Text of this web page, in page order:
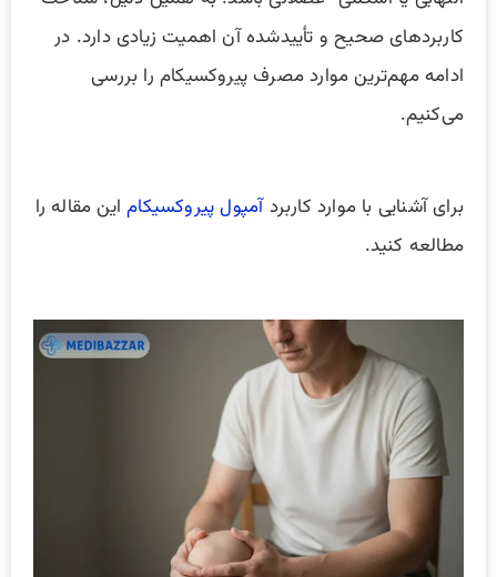
کاربردهای صحیح و تأییدشده آن اهمیت زیادی دارد. در
ادامه مهم‌ترین موارد مصرف پیروکسیکام را بررسی
می‌کنیم.
برای آشنایی با موارد کاربردآمپول پیروکسیکاماین مقاله را
مطالعه کنید.